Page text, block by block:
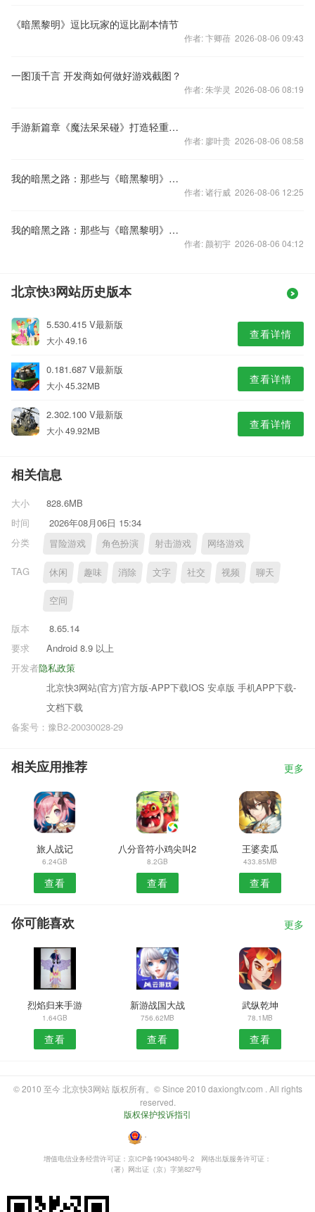
《暗黑黎明》逗比玩家的逗比副本情节
作者: 卞卿蓓 2026-08-06 09:43
一图顶千言 开发商如何做好游戏截图？
作者: 朱学灵 2026-08-06 08:19
手游新篇章《魔法呆呆碰》打造轻重结合新玩法
作者: 廖叶贵 2026-08-06 08:58
我的暗黑之路：那些与《暗黑黎明》相关的故事
作者: 诸行威 2026-08-06 12:25
我的暗黑之路：那些与《暗黑黎明》相关的故事
作者: 颜初宇 2026-08-06 04:12
北京快3网站历史版本
5.530.415 V最新版
大小 49.16 查看详情
0.181.687 V最新版
大小 45.32MB 查看详情
2.302.100 V最新版
大小 49.92MB 查看详情
相关信息
大小
828.6MB
时间
2026年08月06日 15:34
分类
冒险游戏 角色扮演 射击游戏 网络游戏
TAG 休闲 趣味 消除 文字 社交 视频 聊天
空间
版本
8.65.14
要求
Android 8.9 以上
隐私政策
开发者
北京快3网站(官方)官方版-APP下载IOS 安卓版 手机APP下载-
文档下载
备案号：豫B2-20030028-29
相关应用推荐 更多
旅人战记
6.24GB
查看
八分音符小鸡尖叫2
8.2GB
查看
王婆卖瓜
433.85MB
查看
你可能喜欢 更多
烈焰归来手游
1.64GB
查看
新游战国大战
756.62MB
查看
武纵乾坤
78.1MB
查看
© 2010 至今 北京快3网站 版权所有。© Since 2010 daxiongtv.com . All rights
reserved.
版权保护投诉指引
・
增值电信业务经营许可证：京ICP备19043480号-2
网络出版服务许可证：
（署）网出证（京）字第827号